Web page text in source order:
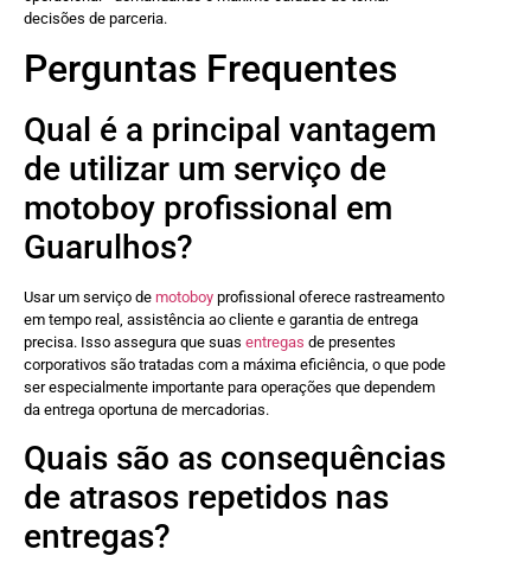
decisões de parceria.
Perguntas Frequentes
Qual é a principal vantagem
de utilizar um serviço de
motoboy profissional em
Guarulhos?
Usar um serviço de motoboy profissional oferece rastreamento
em tempo real, assistência ao cliente e garantia de entrega
precisa. Isso assegura que suas entregas de presentes
corporativos são tratadas com a máxima eficiência, o que pode
ser especialmente importante para operações que dependem
da entrega oportuna de mercadorias.
Quais são as consequências
de atrasos repetidos nas
entregas?